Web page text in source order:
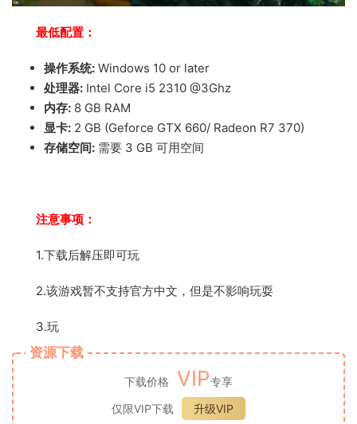
最低配置：
操作系统: Windows 10 or later
处理器: Intel Core i5 2310 @3Ghz
内存: 8 GB RAM
显卡: 2 GB (Geforce GTX 660/ Radeon R7 370)
存储空间: 需要 3 GB 可用空间
注意事项：
1.下载后解压即可玩
2.该游戏暂不支持官方中文，但是不影响玩耍
3.玩
资源下载
下载价格 VIP专享
仅限VIP下载
升级VIP